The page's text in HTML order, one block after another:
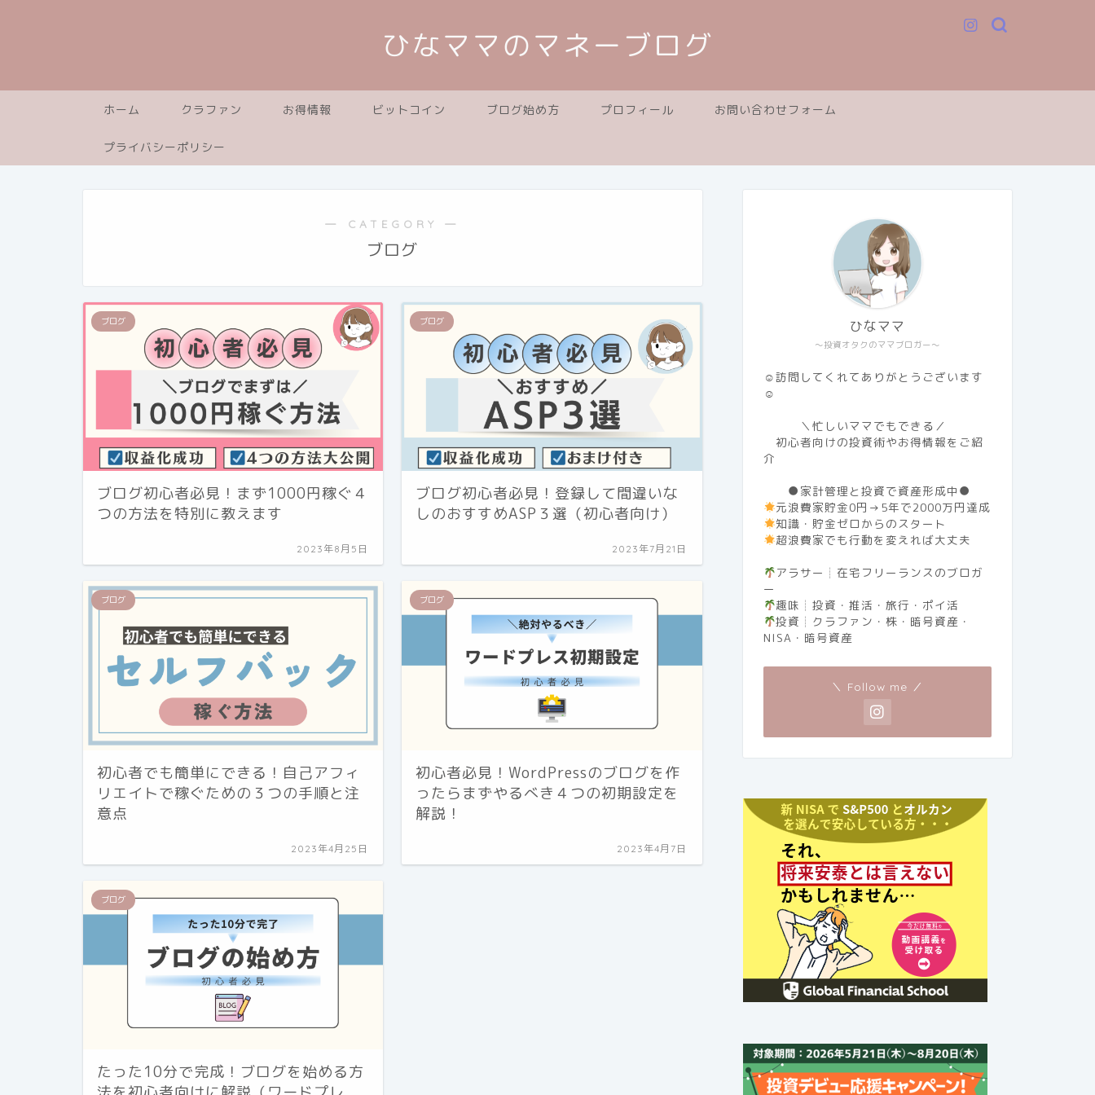
ひなママのマネーブログ
ホーム クラファン お得情報 ビットコイン ブログ始め方 プロフィール お問い合わせフォーム
プライバシーポリシー
― CATEGORY ―
ブログ
ブログ
ブログ初心者必見！まず1000円稼ぐ４
つの方法を特別に教えます
2023年8月5日
ブログ
ブログ初心者必見！登録して間違いな
しのおすすめASP３選（初心者向け）
2023年7月21日
ブログ
初心者でも簡単にできる！自己アフィ
リエイトで稼ぐための３つの手順と注
意点
2023年4月25日
ブログ
初心者必見！WordPressのブログを作
ったらまずやるべき４つの初期設定を
解説！
2023年4月7日
ブログ
たった10分で完成！ブログを始める方
～投資オタクのママブロガー～
ひなママ
☺訪問してくれてありがとうございます
☺
＼忙しいママでもできる／
初心者向けの投資術やお得情報をご紹
介
●家計管理と投資で資産形成中●
元浪費家貯金0円→5年で2000万円達成
知識・貯金ゼロからのスタート
超浪費家でも行動を変えれば大丈夫
アラサー┊︎在宅フリーランスのブロガ
ー
趣味┊︎投資・推活・旅行・ポイ活
投資┊︎クラファン・株・暗号資産・
NISA・暗号資産
＼ Follow me ／